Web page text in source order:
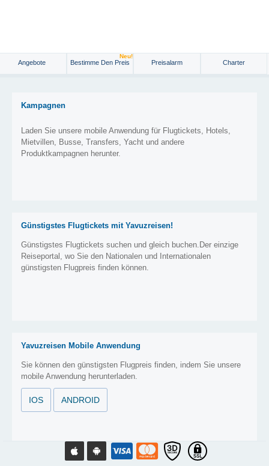
Angebote Bestimme Den Preis
Neu!
Preisalarm Charter
Kampagnen
Laden Sie unsere mobile Anwendung für Flugtickets, Hotels,
Mietvillen, Busse, Transfers, Yacht und andere
Produktkampagnen herunter.
Günstigstes Flugtickets mit Yavuzreisen!
Günstigstes Flugtickets suchen und gleich buchen.Der einzige
Reiseportal, wo Sie den Nationalen und Internationalen
günstigsten Flugpreis finden können.
Yavuzreisen Mobile Anwendung
Sie können den günstigsten Flugpreis finden, indem Sie unsere
mobile Anwendung herunterladen.
IOS ANDROID